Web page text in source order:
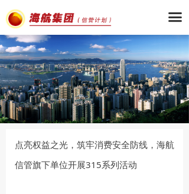
끀
点亮权益之光，筑牢消费安全防线，海航
信管旗下单位开展315系列活动